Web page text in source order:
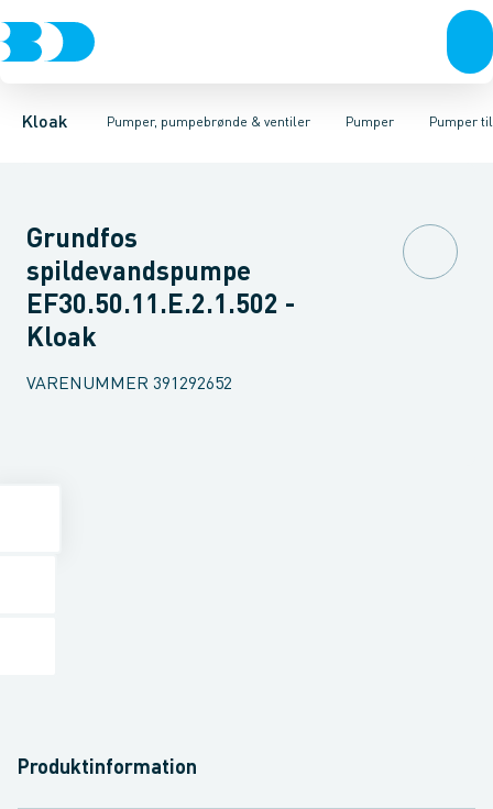
Kloak Pumper, pumpebrønde & ventiler
Rør & fittingsBrøndeBrøndgodsLinjeafvandingTanke,
Pumper
Pumpebrønde til gråt spildevandPumpebrønde til sortPumper
KælderpumperEntreprenør pumperPumper til sort
Grundfos
spildevandspumpe
EF30.50.11.E.2.1.502 -
Kloak
VARENUMMER 391292652
Produktinformation